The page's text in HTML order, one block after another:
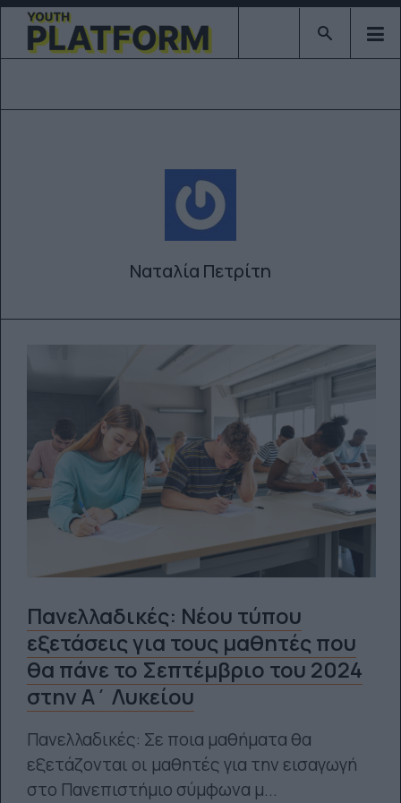
Type 2 or
Ναταλία Πετρίτη
Πανελλαδικές: Νέου τύπου
εξετάσεις για τους μαθητές που
θα πάνε το Σεπτέμβριο του 2024
στην Α΄ Λυκείου
Πανελλαδικές: Σε ποια μαθήματα θα
εξετάζονται οι μαθητές για την εισαγωγή
στο Πανεπιστήμιο σύμφωνα μ...